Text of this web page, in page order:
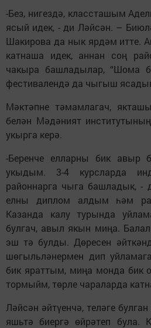
-Без, нигездә, классташым
ясый идек, - ди Ләйсән. –
Шакирова да нык ярдәм итте.
катнаша идек, аннан соң
чакыра башладылар, “Шома
фестивалендә да чыгыш
Мәктәпне тәмамлагач,
белән Мәдәният
укырга керә.
-Беренче елларны бик авыр
укыдым. 3-4 курсларда
районнарга чыга башладык, -
елны диплом алдым һәм
Казанда калу турында
булгач, авыл якын миңа.
эш тә булды. Дөресен
шөгыльләнермен дип
бик яраттым, миңа монда бик
тормыйм, төрле чараларда
Ләйсән әйтүенчә, теләге
яшьтә биергә өйрәтеп була.